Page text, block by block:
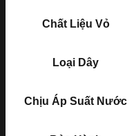
Chất Liệu Vỏ
Loại Dây
Chịu Áp Suất Nước